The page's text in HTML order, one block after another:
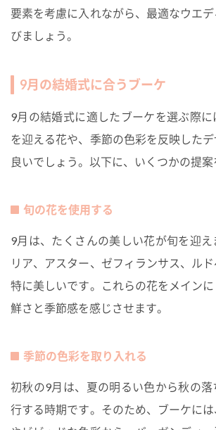
要素を考慮に入れながら、最適なウエ
びましょう。
9月の結婚式に合うブーケ
9月の結婚式に適したブーケを選ぶ際
を迎える花や、季節の色彩を反映した
良いでしょう。以下に、いくつかの提案
旬の花を使用する
9月は、たくさんの美しい花が旬を迎
リア、アスター、ゼフィランサス、ル
特に美しいです。これらの花をメイン
鮮さと季節感を感じさせます。
季節の色彩を取り入れる
初秋の9月は、夏の明るい色から秋の
行する時期です。そのため、ブーケに